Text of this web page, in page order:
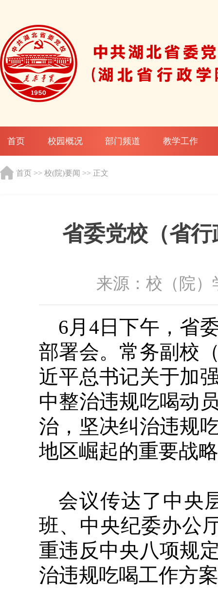
首页 校园概况 部门频道 教学工作
首页 >> 校(院)要闻 >> 正文
省委党校（省
来源：校（院
6月4日下午，省
部署会。常务副校
近平总书记关于加
中整治违规吃喝动
治，坚决纠治违规
地区崛起的重要战
会议传达了中央
班、中央纪委办公
重违反中央八项规
治违规吃喝工作方